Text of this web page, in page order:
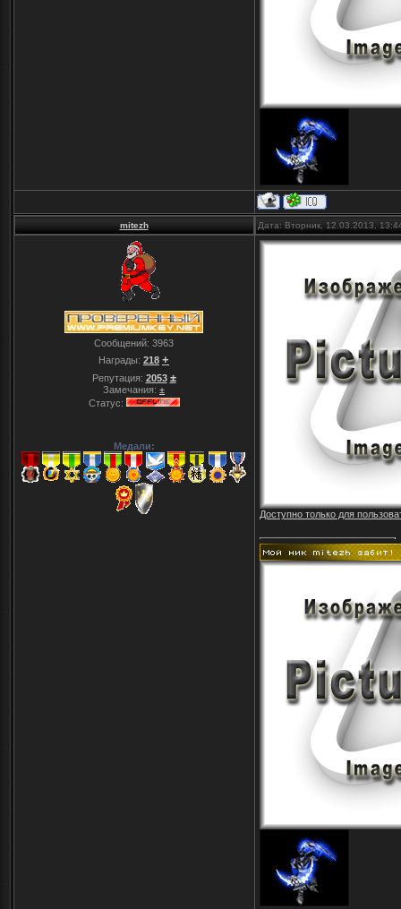
mitezh Дата: Вторник, 12.03.2013,
Сообщений: 3963
Награды: 218 +
Репутация: 2053 ±
Замечания: ±
Статус:
Медали:
Доступно только для